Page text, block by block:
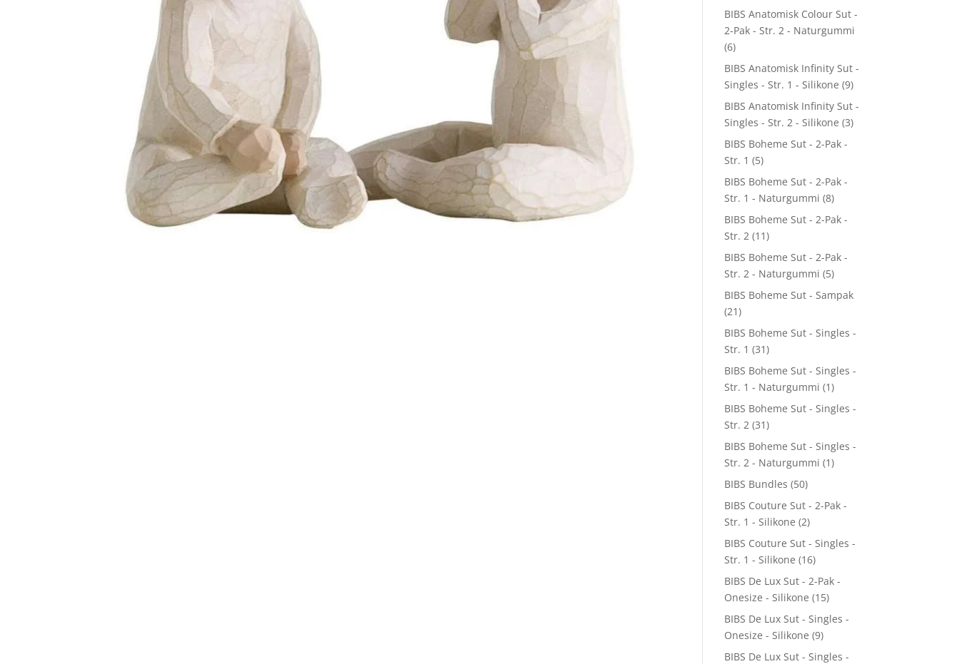
BIBS Anatomisk Colour Sut -
2-Pak - Str. 2 - Naturgummi
(6)
BIBS Anatomisk Infinity Sut -
Singles - Str. 1 - Silikone (9)
BIBS Anatomisk Infinity Sut -
Singles - Str. 2 - Silikone (3)
BIBS Boheme Sut - 2-Pak -
Str. 1 (5)
BIBS Boheme Sut - 2-Pak -
Str. 1 - Naturgummi (8)
BIBS Boheme Sut - 2-Pak -
Str. 2 (11)
BIBS Boheme Sut - 2-Pak -
Str. 2 - Naturgummi (5)
BIBS Boheme Sut - Sampak
(21)
BIBS Boheme Sut - Singles -
Str. 1 (31)
BIBS Boheme Sut - Singles -
Str. 1 - Naturgummi (1)
BIBS Boheme Sut - Singles -
Str. 2 (31)
BIBS Boheme Sut - Singles -
Str. 2 - Naturgummi (1)
BIBS Bundles (50)
BIBS Couture Sut - 2-Pak -
Str. 1 - Silikone (2)
BIBS Couture Sut - Singles -
Str. 1 - Silikone (16)
BIBS De Lux Sut - 2-Pak -
Onesize - Silikone (15)
BIBS De Lux Sut - Singles -
Onesize - Silikone (9)
BIBS De Lux Sut - Singles -